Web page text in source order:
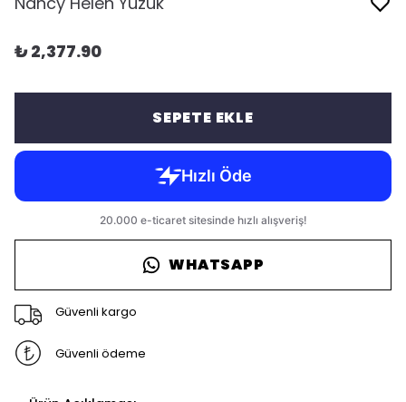
₺ 2,377.90
SEPETE EKLE
WHATSAPP
Güvenli kargo
Güvenli ödeme